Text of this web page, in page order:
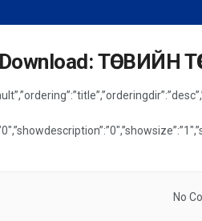
ТӨСВИЙН
No